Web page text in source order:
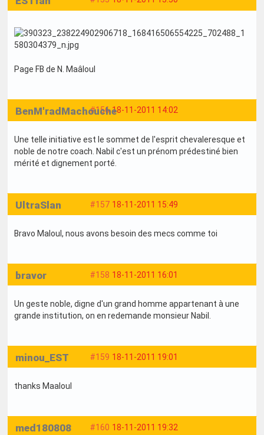
Page FB de N. Maâloul
#156 18-11-2011 14:02
BenM'radMachouche
Une telle initiative est le sommet de l'esprit chevaleresque et
noble de notre coach. Nabil c'est un prénom prédestiné bien
mérité et dignement porté.
#157 18-11-2011 15:49
UltraSlan
Bravo Maloul, nous avons besoin des mecs comme toi
#158 18-11-2011 16:01
bravor
Un geste noble, digne d'un grand homme appartenant à une
grande institution, on en redemande monsieur Nabil.
#159 18-11-2011 19:01
minou_EST
thanks Maaloul
#160 18-11-2011 19:32
med180808